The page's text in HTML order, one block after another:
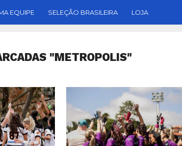
EQUIPE SELEÇÃO BRASILEIRA LOJA
"METROPOLIS"